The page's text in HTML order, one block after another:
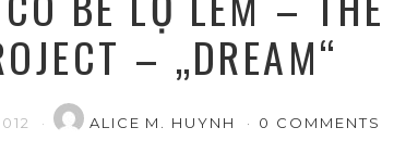
– „DREAM“
ALICE M. HUYNH 0 COMMENTS